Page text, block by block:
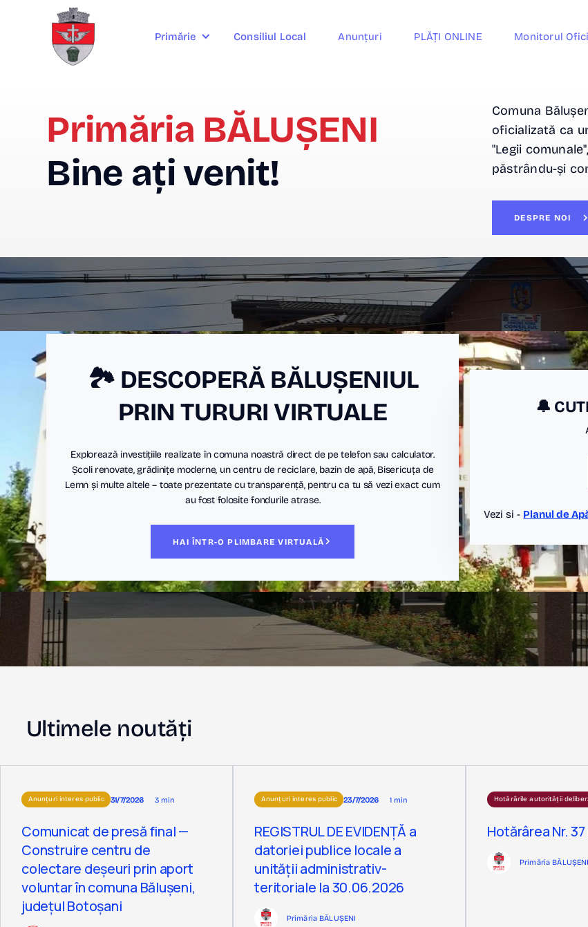
Primărie Consiliul Local Anunțuri PLĂȚI ONLINE Monitorul
Primăria BĂLUȘENI
Bine ați venit!
Comuna
oficializată ca
"Legii
păstrându-și
DESPRE NOI
🏞️ DESCOPERĂ BĂLUȘENIUL
PRIN TURURI VIRTUALE
Explorează investițiile realizate în comuna noastră direct de pe telefon sau calculator.
Școli renovate, grădinițe moderne, un centru de reciclare, bazin de apă, Bisericuța de
Lemn și multe altele – toate prezentate cu transparență, pentru ca tu să vezi exact cum
au fost folosite fondurile atrase.
HAI ÎNTR-O PLIMBARE VIRTUALĂ
🔔
Vezi si - Planul de
Ultimele noutăți
Anunțuri interes public 31/7/2026 3 min
Comunicat de presă final —
Construire centru de
colectare deșeuri prin aport
voluntar în comuna Bălușeni,
județul Botoșani
Anunțuri interes public 23/7/2026 1 min
REGISTRUL DE EVIDENȚĂ a
datoriei publice locale a
unității administrativ-
teritoriale la 30.06.2026
Primăria BĂLUȘENI
Hotărârile autorității
Hotărârea Nr.
Primăria BĂLUȘENI